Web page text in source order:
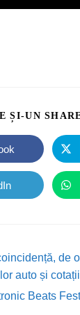
ȘI-UN
de
auto și
Beats